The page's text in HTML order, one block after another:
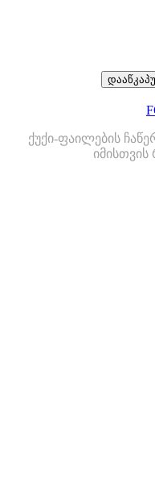
ქუქი-ფაილების